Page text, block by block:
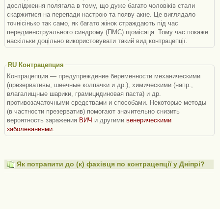
дослідження полягала в тому, що дуже багато чоловіків стали
скаржитися на перепади настрою та появу акне. Це виглядало
точнісінько так само, як багато жінок страждають під час
передменструального синдрому (ПМС) щомісяця. Тому час покаже
наскільки доцільно використовувати такий вид контрацепції.
RU Контрацепция
Контрацепция — предупреждение беременности механическими
(презервативы, шеечные колпачки и др.), химическими (напр.,
влагалищные шарики, грамицидиновая паста) и др.
противозачаточными средствами и способами. Некоторые методы
(в частности презерватив) помогают значительно снизить
вероятность заражения ВИЧ и другимивенерическими
заболеваниями
Як потрапити до (к) фахівця по контрацепції у Дніпрі?